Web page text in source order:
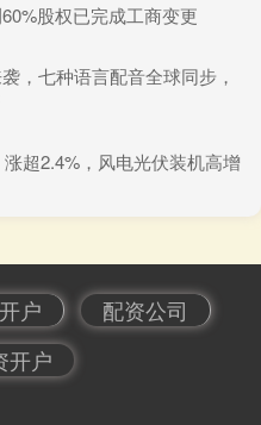
股权已完成工商变更
，七种语言配音全球同步，
超2.4%，风电光伏装机高增
户
配资公司
开户